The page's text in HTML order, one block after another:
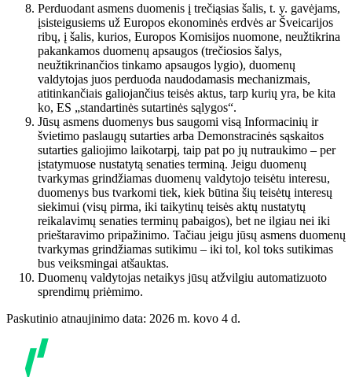
Perduodant asmens duomenis į trečiąsias šalis, t. y. gavėjams,
įsisteigusiems už Europos ekonominės erdvės ar Šveicarijos
ribų, į šalis, kurios, Europos Komisijos nuomone, neužtikrina
pakankamos duomenų apsaugos (trečiosios šalys,
neužtikrinančios tinkamo apsaugos lygio), duomenų
valdytojas juos perduoda naudodamasis mechanizmais,
atitinkančiais galiojančius teisės aktus, tarp kurių yra, be kita
ko, ES „standartinės sutartinės sąlygos“.
Jūsų asmens duomenys bus saugomi visą Informacinių ir
švietimo paslaugų sutarties arba Demonstracinės sąskaitos
sutarties galiojimo laikotarpį, taip pat po jų nutraukimo – per
įstatymuose nustatytą senaties terminą. Jeigu duomenų
tvarkymas grindžiamas duomenų valdytojo teisėtu interesu,
duomenys bus tvarkomi tiek, kiek būtina šių teisėtų interesų
siekimui (visų pirma, iki taikytinų teisės aktų nustatytų
reikalavimų senaties terminų pabaigos), bet ne ilgiau nei iki
prieštaravimo pripažinimo. Tačiau jeigu jūsų asmens duomenų
tvarkymas grindžiamas sutikimu – iki tol, kol toks sutikimas
bus veiksmingai atšauktas.
Duomenų valdytojas netaikys jūsų atžvilgiu automatizuoto
sprendimų priėmimo.
Paskutinio atnaujinimo data: 2026 m. kovo 4 d.